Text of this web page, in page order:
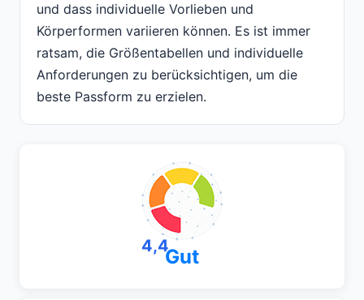
und dass individuelle Vorlieben und
Körperformen variieren können. Es ist immer
ratsam, die Größentabellen und individuelle
Anforderungen zu berücksichtigen, um die
beste Passform zu erzielen.
4,4Gut